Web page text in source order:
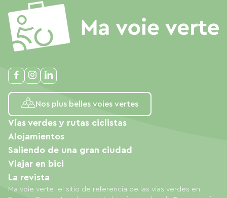
Nos plus belles voies vertes
Ma voie verte, el sitio de referencia de las vías verdes en
Vías verdes y rutas ciclistas
Alojamientos
Saliendo de una gran ciudad
Viajar en bici
La revista